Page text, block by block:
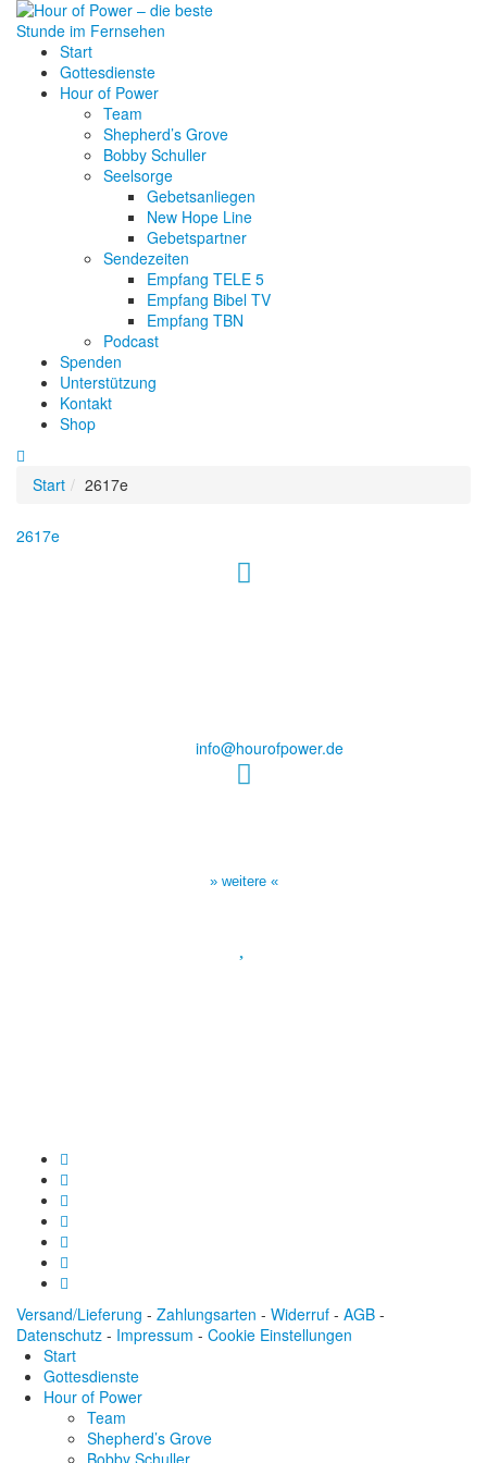
Start
Gottesdienste
Hour of Power
Team
Shepherd’s Grove
Bobby Schuller
Seelsorge
Gebetsanliegen
New Hope Line
Gebetspartner
Sendezeiten
Empfang TELE 5
Empfang Bibel TV
Empfang TBN
Podcast
Spenden
Unterstützung
Kontakt
Shop
Start 2617e
2617e
info@hourofpower.de
» weitere «
Versand/Lieferung - Zahlungsarten - Widerruf - AGB -
Datenschutz - Impressum - Cookie Einstellungen
Start
Gottesdienste
Hour of Power
Team
Shepherd’s Grove
Bobby Schuller